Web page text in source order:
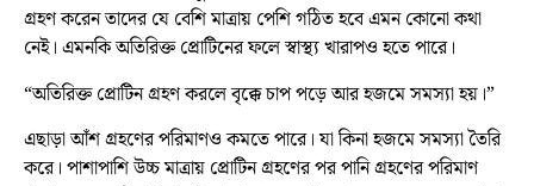
গ্রহণ করেন তাদের যে বেশি মাত্রায় পেশি গঠিত হবে এমন কোনো কথা
নেই। এমনকি অতিরিক্ত প্রোটিনের ফলে স্বাস্থ্য খারাপও হতে পারে।
“অতিরিক্ত প্রোটিন গ্রহণ করলে বৃক্কে চাপ পড়ে আর হজমে সমস্যা হয়।”
এছাড়া আঁশ গ্রহণের পরিমাণও কমতে পারে। যা কিনা হজমে সমস্যা তৈরি
করে। পাশাপাশি উচ্চ মাত্রায় প্রোটিন গ্রহণের পর পানি গ্রহণের পরিমাণ